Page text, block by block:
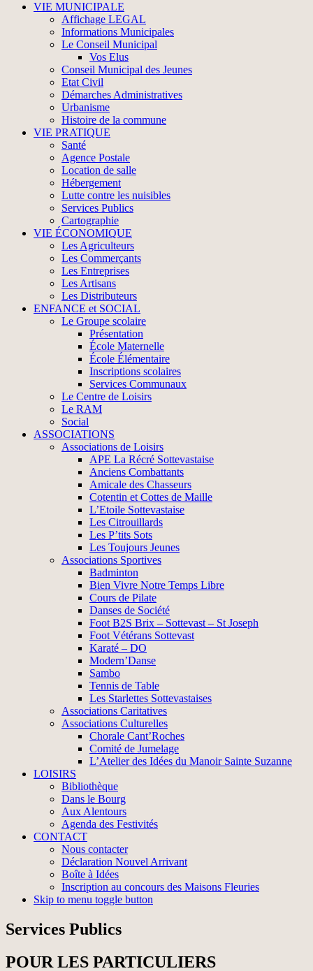
VIE MUNICIPALE
Affichage LEGAL
Informations Municipales
Le Conseil Municipal
Vos Elus
Conseil Municipal des Jeunes
Etat Civil
Démarches Administratives
Urbanisme
Histoire de la commune
VIE PRATIQUE
Santé
Agence Postale
Location de salle
Hébergement
Lutte contre les nuisibles
Services Publics
Cartographie
VIE ÉCONOMIQUE
Les Agriculteurs
Les Commerçants
Les Entreprises
Les Artisans
Les Distributeurs
ENFANCE et SOCIAL
Le Groupe scolaire
Présentation
École Maternelle
École Élémentaire
Inscriptions scolaires
Services Communaux
Le Centre de Loisirs
Le RAM
Social
ASSOCIATIONS
Associations de Loisirs
APE La Récré Sottevastaise
Anciens Combattants
Amicale des Chasseurs
Cotentin et Cottes de Maille
L’Etoile Sottevastaise
Les Citrouillards
Les P’tits Sots
Les Toujours Jeunes
Associations Sportives
Badminton
Bien Vivre Notre Temps Libre
Cours de Pilate
Danses de Société
Foot B2S Brix – Sottevast – St Joseph
Foot Vétérans Sottevast
Karaté – DO
Modern’Danse
Sambo
Tennis de Table
Les Starlettes Sottevastaises
Associations Caritatives
Associations Culturelles
Chorale Cant’Roches
Comité de Jumelage
L’Atelier des Idées du Manoir Sainte Suzanne
LOISIRS
Bibliothèque
Dans le Bourg
Aux Alentours
Agenda des Festivités
CONTACT
Nous contacter
Déclaration Nouvel Arrivant
Boîte à Idées
Inscription au concours des Maisons Fleuries
Skip to menu toggle button
Services Publics
POUR LES PARTICULIERS